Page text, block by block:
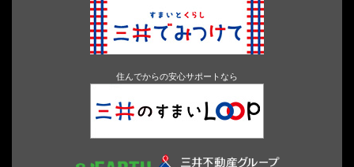
住んでからの安心サポートなら